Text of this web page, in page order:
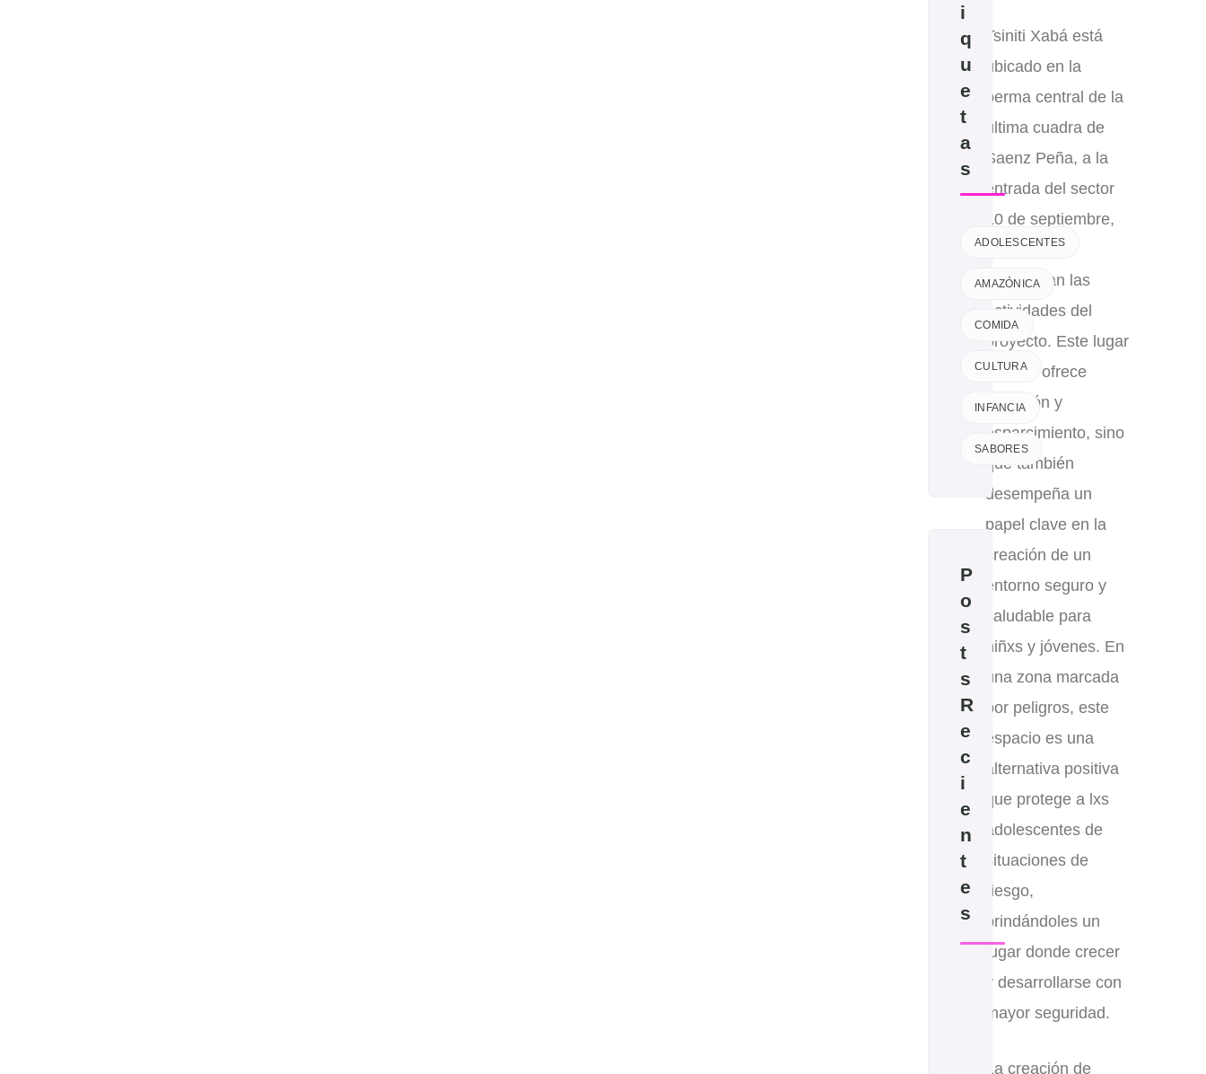
Tsiniti Xabá está
ubicado en la
berma central de la
última cuadra de
Saenz Peña, a la
entrada del sector
10 de septiembre,
donde se
desarrollan las
actividades del
proyecto. Este lugar
no sólo ofrece
diversión y
esparcimiento, sino
que también
desempeña un
papel clave en la
creación de un
entorno seguro y
saludable para
niñxs y jóvenes. En
una zona marcada
por peligros, este
espacio es una
alternativa positiva
que protege a lxs
adolescentes de
situaciones de
riesgo,
brindándoles un
lugar donde crecer
y desarrollarse con
mayor seguridad.
La creación de
i
q
u
e
t
a
s
ADOLESCENTES
AMAZÓNICA
COMIDA
CULTURA
INFANCIA
SABORES
P
o
s
t
s
R
e
c
i
e
n
t
e
s
D
L